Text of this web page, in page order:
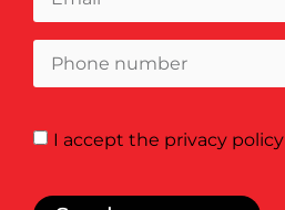
I acceptthe privacy policy